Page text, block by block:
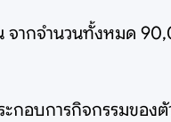
จากจำนวนทั้งหมด
กอบการกิจกรรมของ